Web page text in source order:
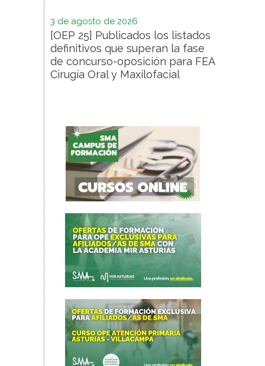
3 de agosto de 2026
[OEP 25] Publicados los listados
definitivos que superan la fase
de concurso-oposición para FEA
Cirugía Oral y Maxilofacial